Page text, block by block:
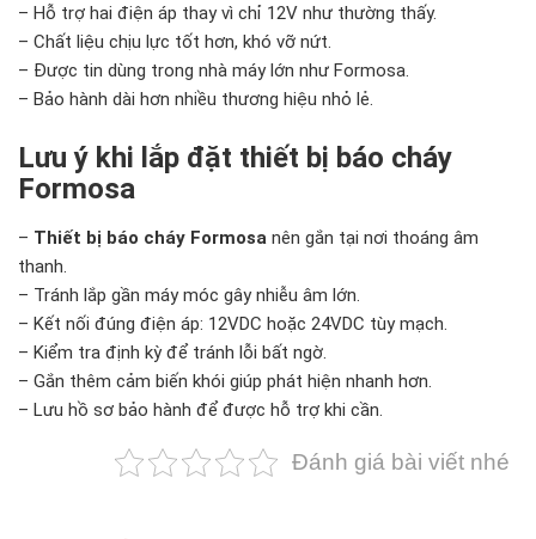
– Hỗ trợ hai điện áp thay vì chỉ 12V như thường thấy.
– Chất liệu chịu lực tốt hơn, khó vỡ nứt.
– Được tin dùng trong nhà máy lớn như Formosa.
– Bảo hành dài hơn nhiều thương hiệu nhỏ lẻ.
Lưu ý khi lắp đặt thiết bị báo cháy
Formosa
– Thiết bị báo cháy Formosa nên gắn tại nơi thoáng âm
thanh.
– Tránh lắp gần máy móc gây nhiễu âm lớn.
– Kết nối đúng điện áp: 12VDC hoặc 24VDC tùy mạch.
– Kiểm tra định kỳ để tránh lỗi bất ngờ.
– Gắn thêm cảm biến khói giúp phát hiện nhanh hơn.
– Lưu hồ sơ bảo hành để được hỗ trợ khi cần.
Đánh giá bài viết nhé